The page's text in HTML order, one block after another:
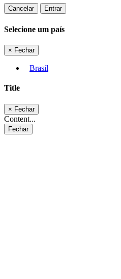
Cancelar Entrar
Selecione um país
× Fechar
Brasil
Title
× Fechar
Content...
Fechar